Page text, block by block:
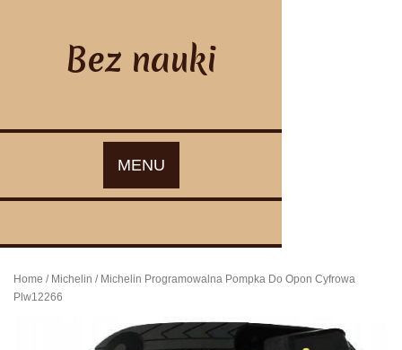
Bez nauki
MENU
Home / Michelin / Michelin Programowalna Pompka Do Opon Cyfrowa
Plw12266